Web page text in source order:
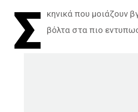
Σ
κηνικά που μοιάζουν
βόλτα στα πιο